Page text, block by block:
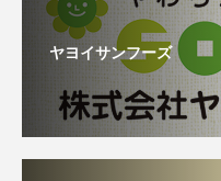
ヤヨイサンフーズ